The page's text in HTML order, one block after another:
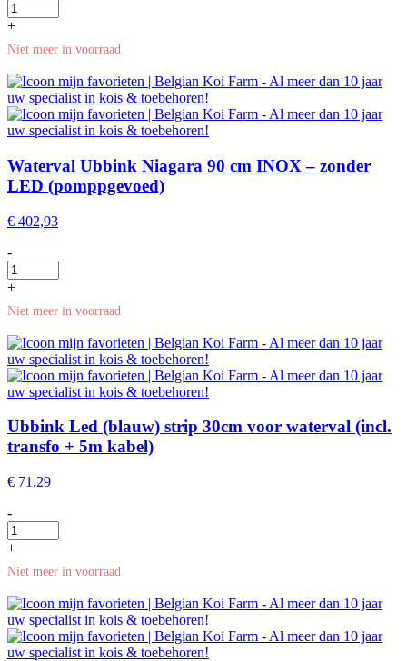
+
Niet meer in voorraad
Waterval Ubbink Niagara 90 cm INOX – zonder
LED (pomppgevoed)
€ 402,93
-
+
Niet meer in voorraad
Ubbink Led (blauw) strip 30cm voor waterval (incl.
transfo + 5m kabel)
€ 71,29
-
+
Niet meer in voorraad